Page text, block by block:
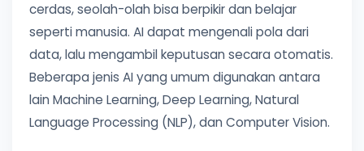
cerdas, seolah-olah bisa berpikir dan belajar
seperti manusia. AI dapat mengenali pola dari
data, lalu mengambil keputusan secara otomatis.
Beberapa jenis AI yang umum digunakan antara
lain Machine Learning, Deep Learning, Natural
Language Processing (NLP), dan Computer Vision.